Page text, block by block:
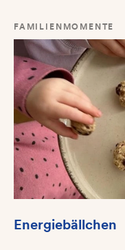
FAMILIENMOMENTE
Energiebällchen